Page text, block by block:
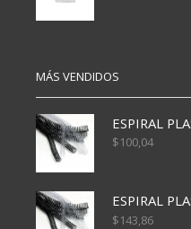
MÁS VENDIDOS
$100,04
$143,86